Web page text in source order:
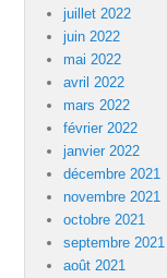
juillet 2022
juin 2022
mai 2022
avril 2022
mars 2022
février 2022
janvier 2022
décembre 2021
novembre 2021
octobre 2021
septembre 2021
août 2021